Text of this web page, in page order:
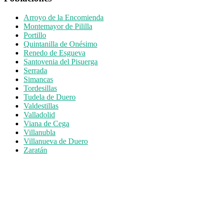
Arroyo de la Encomienda
Montemayor de Pililla
Portillo
Quintanilla de Onésimo
Renedo de Esgueva
Santovenia del Pisuerga
Serrada
Simancas
Tordesillas
Tudela de Duero
Valdestillas
Valladolid
Viana de Cega
Villanubla
Villanueva de Duero
Zaratán